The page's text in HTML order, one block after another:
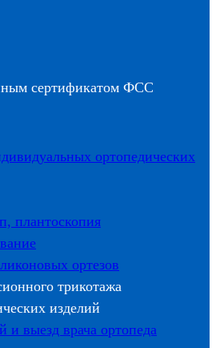
сертификатом ФСС
ортопедических
плантоскопия
ортезов
трикотажа
изделий
и выезд врача ортопеда